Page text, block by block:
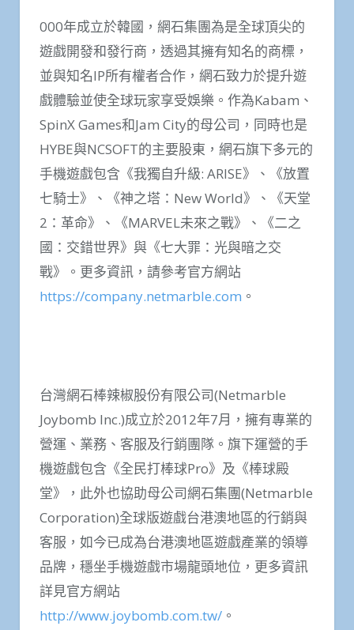
000年成立於韓國，網石集團為是全球頂尖的
遊戲開發和發行商，透過其擁有知名的商標，
並與知名IP所有權者合作，網石致力於提升遊
戲體驗並使全球玩家享受娛樂。作為Kabam、
SpinX Games和Jam City的母公司，同時也是
HYBE與NCSOFT的主要股東，網石旗下多元的
手機遊戲包含《我獨自升級: ARISE》、《放置
七騎士》、《神之塔：New World》、《天堂
2：革命》、《MARVEL未來之戰》、《二之
國：交錯世界》與《七大罪：光與暗之交
戰》。更多資訊，請參考官方網站
https://company.netmarble.com 。
台灣網石棒辣椒股份有限公司(Netmarble
Joybomb Inc.)成立於2012年7月，擁有專業的
營運、業務、客服及行銷團隊。旗下運營的手
機遊戲包含《全民打棒球Pro》及《棒球殿
堂》，此外也協助母公司網石集團(Netmarble
Corporation)全球版遊戲台港澳地區的行銷與
客服，如今已成為台港澳地區遊戲產業的領導
品牌，穩坐手機遊戲市場龍頭地位，更多資訊
詳見官方網站
http://www.joybomb.com.tw/ 。